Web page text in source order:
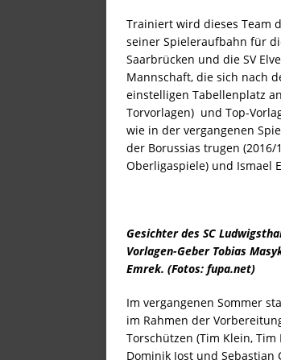
STARTSEITE
[ 4. Juni
[ 3. Juni
[ 1. Juni
[ 28. Mai
[ 26. Mai
STARTSEITE
[ 25. Mai
[ 23. Mai
Trainiert wird dieses Team
seiner Spieleraufbahn für
Saarbrücken und die SV
Mannschaft, die sich nach
einstelligen Tabellenplatz
Torvorlagen) und Top-
wie in der vergangenen
der Borussias trugen (2016/
Oberligaspiele) und Ismael
Gesichter des SC
Vorlagen-Geber Tobias
Emrek. (Fotos: fupa.net)
Im vergangenen Sommer
im Rahmen der
Torschützen (Tim Klein,
Dominik Jost und Sebastian